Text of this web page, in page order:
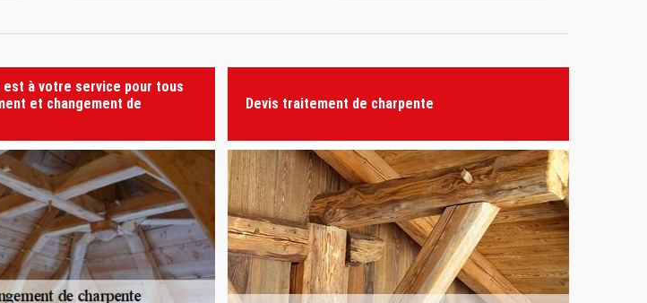
est à votre service pour tous
et changement de
Devis traitement de charpente